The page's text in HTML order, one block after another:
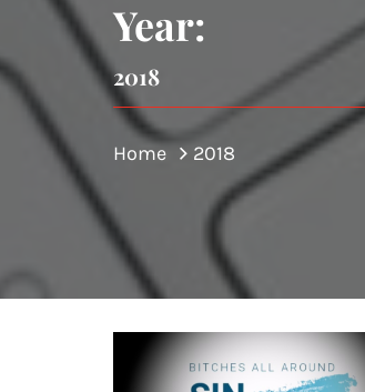
Year:
2018
Home 2018